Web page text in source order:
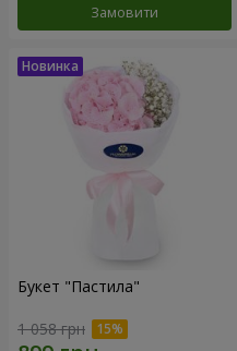
Замовити
Букет "Пастила"
1 058 грн